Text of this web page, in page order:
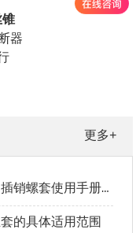
器
更多+
喜阳阳插销螺套使用手册｜安装、选型与维护全指南
的具体适用范围